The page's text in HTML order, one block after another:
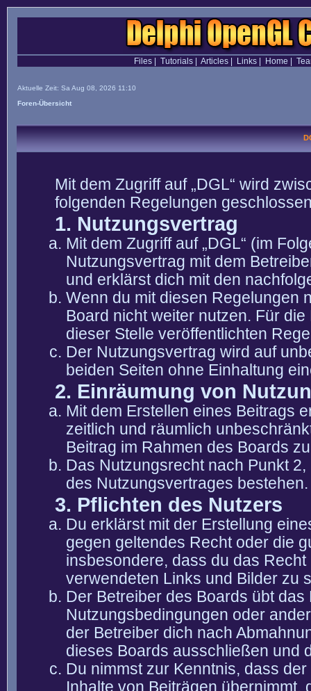
Files| Tutorials| Articles| Links| Home
Aktuelle Zeit: Sa Aug 08, 2026 11:10
Foren-Übersicht
Mit dem Zugriff auf „DGL“ wird
folgenden Regelungen
1. Nutzungsvertrag
Mit dem Zugriff auf „DGL“ (im
Nutzungsvertrag mit dem
und erklärst dich mit den
Wenn du mit diesen Regelungen
Board nicht weiter nutzen. Für
dieser Stelle veröffentlichten
Der Nutzungsvertrag wird auf
beiden Seiten ohne Einhaltung
2. Einräumung von
Mit dem Erstellen eines Beitrags
zeitlich und räumlich
Beitrag im Rahmen des Boards
Das Nutzungsrecht nach Punkt
des Nutzungsvertrages bestehen.
3. Pflichten des Nutzers
Du erklärst mit der Erstellung
gegen geltendes Recht oder die
insbesondere, dass du das
verwendeten Links und Bilder zu
Der Betreiber des Boards übt
Nutzungsbedingungen oder
der Betreiber dich nach
dieses Boards ausschließen und
Du nimmst zur Kenntnis, dass
Inhalte von Beiträgen übernimmt,